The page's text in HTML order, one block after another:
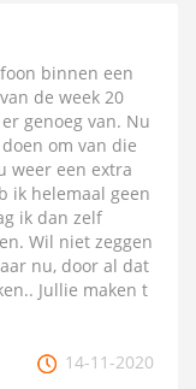
binnen een
de week 20
genoeg van. Nu
om van die
weer een extra
ik helemaal geen
ik dan zelf
Wil niet zeggen
nu, door al dat
Jullie maken t
14-11-2020